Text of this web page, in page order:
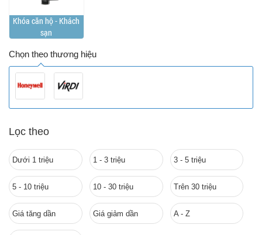
Khóa căn hộ - Khách
sạn
Chọn theo thương hiệu
Lọc theo
Dưới 1 triệu 1 - 3 triệu 3 - 5 triệu
5 - 10 triệu 10 - 30 triệu Trên 30 triệu
Giá tăng dần Giá giảm dần A - Z